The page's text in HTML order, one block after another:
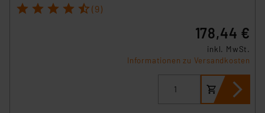
1 2 3 4 5 (9)
178,44 €
inkl. MwSt.
Informationen zu Versandkosten